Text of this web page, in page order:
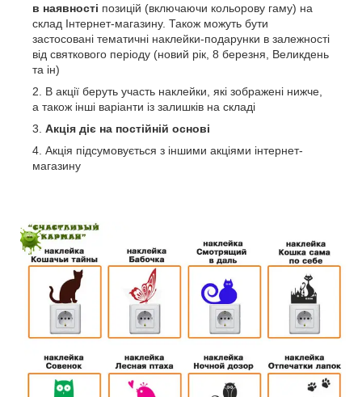
в наявності позицій (включаючи кольорову гаму) на
склад Інтернет-магазину. Також можуть бути
застосовані тематичні наклейки-подарунки в залежності
від святкового періоду (новий рік, 8 березня, Великдень
та ін)
В акції беруть участь наклейки, які зображені нижче,
а також інші варіанти із залишків на складі
Акція діє на постійній основі
Акція підсумовується з іншими акціями інтернет-
магазину